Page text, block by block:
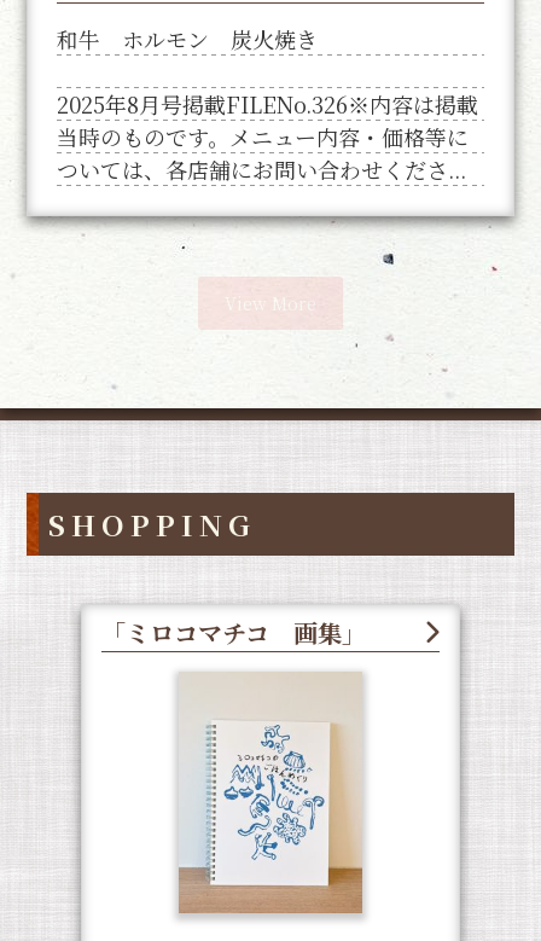
和牛 ホルモン 炭火焼き
2025年8月号掲載FILENo.326※内容は掲載
当時のものです。メニュー内容・価格等に
ついては、各店舗にお問い合わせくださ...
View More
SHOPPING
「ミロコマチコ 画集」